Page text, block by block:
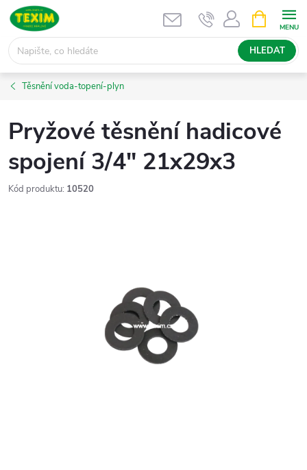
Přejít
obsah
HLEDAT
NÁKUPNÍ
KOŠÍK
Těsnění voda-topení-plyn
Pryžové těsnění hadicové
spojení 3/4" 21x29x3
Kód produktu: 10520